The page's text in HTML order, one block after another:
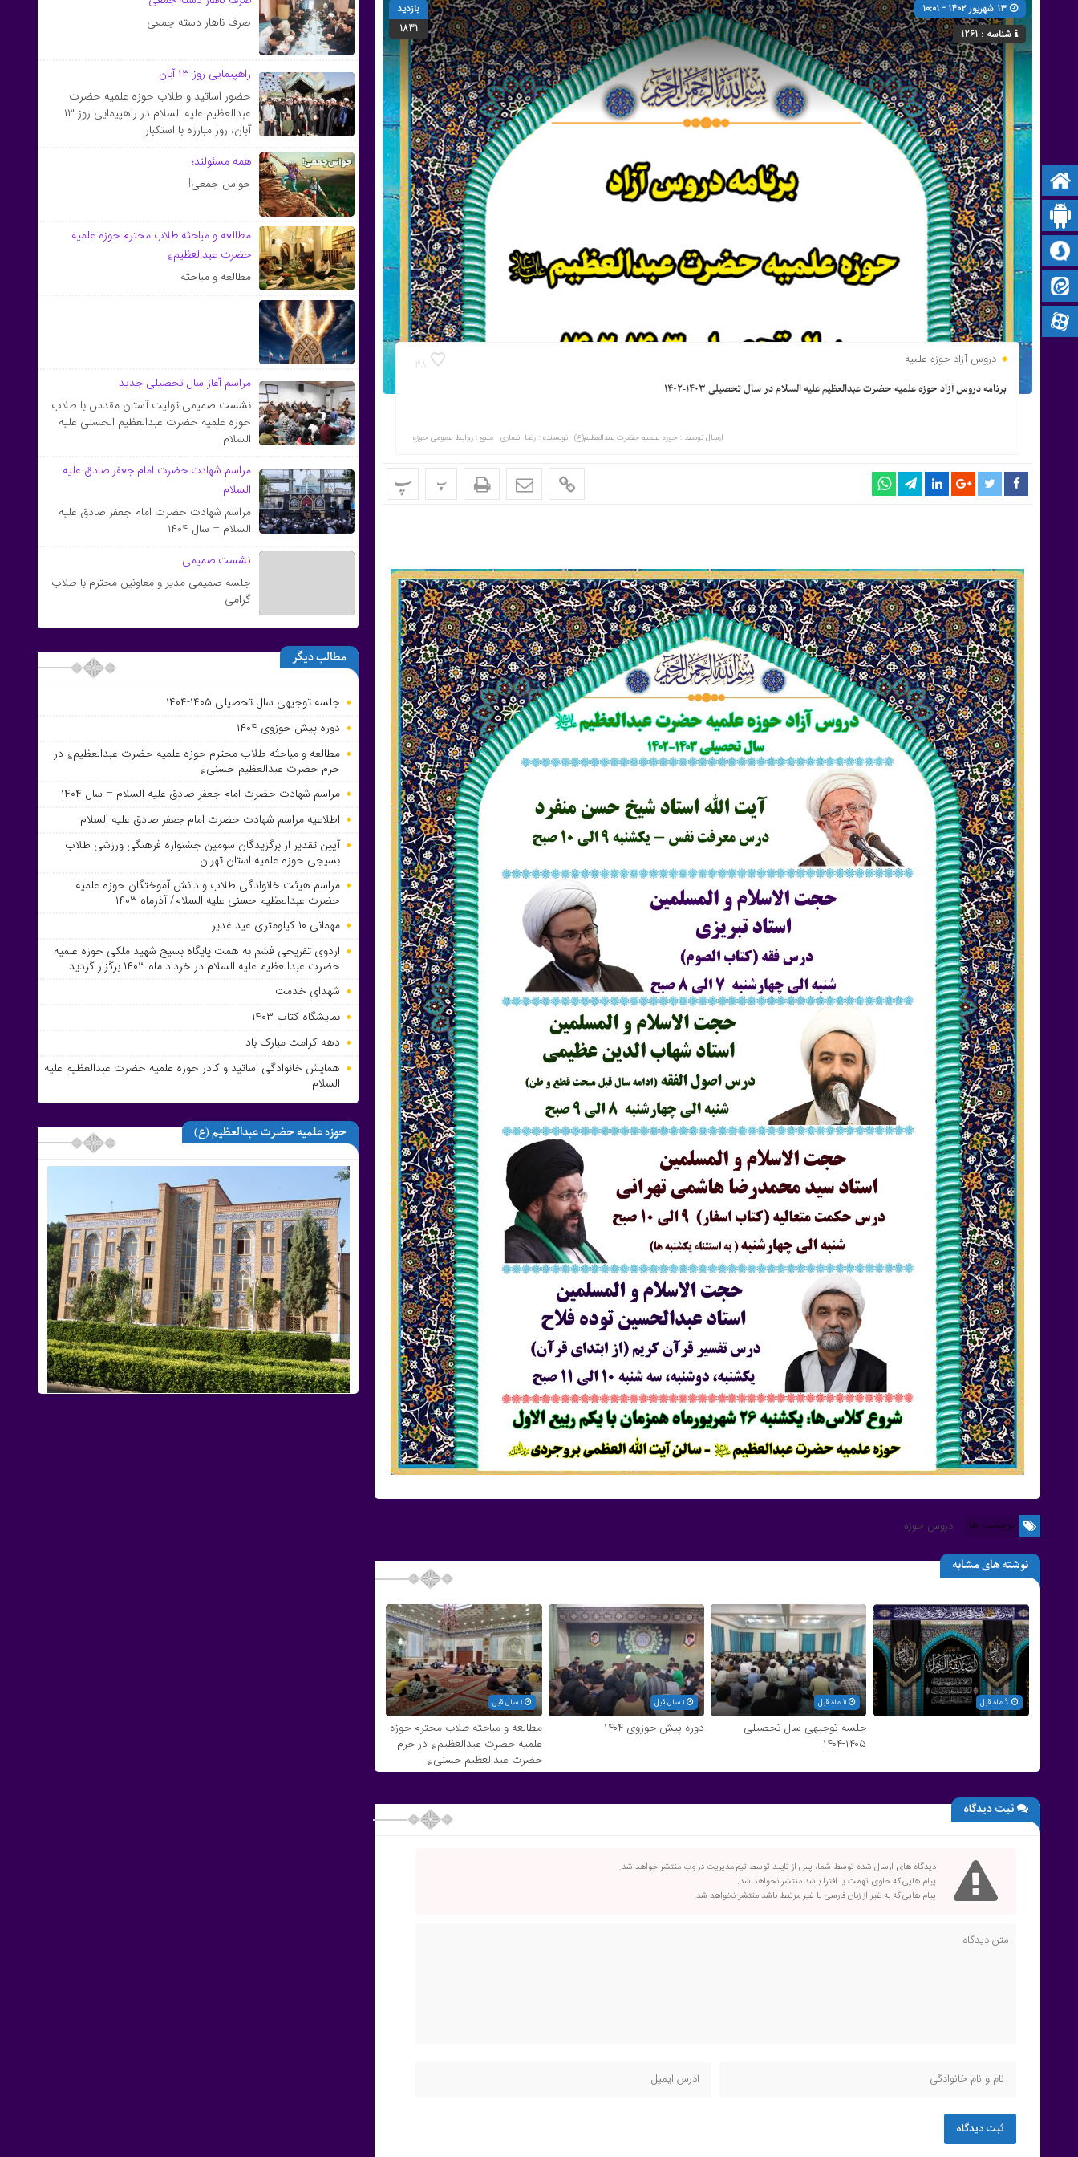
صفحه نخست
پیام‌ رسان بله
سروش
آپارات
شناسه : 1261
بازدید
1831
38 دروس آزاد حوزه علمیه
برنامه دروس آزاد حوزه علمیه حضرت عبدالعظیم علیه السلام در سال تحصیلی ۱۴۰۳-۱۴۰۲
ارسال توسط : حوزه علمیه حضرت عبدالعظیم(ع) نویسنده : رضا انصاری منبع : روابط عمومی حوزه
پ پ
برچسب ها دروس حوزه
نوشته های مشابه
11 ماه قبل
جلسه توجیهی سال تحصیلی
۱۴۰۵-۱۴۰۴
1 سال قبل
دوره پیش حوزوی ۱۴۰۴
1 سال قبل
مطالعه و مباحثه طلاب محترم حوزه
علمیه حضرت عبدالعظیم؏ در حرم
حضرت عبدالعظیم حسنی؏
ثبت دیدگاه
دیدگاه های ارسال شده توسط شما، پس از تایید توسط تیم مدیریت در وب منتشر خواهد شد.
پیام هایی که حاوی تهمت یا افترا باشد منتشر نخواهد شد.
پیام هایی که به غیر از زبان فارسی یا غیر مرتبط باشد منتشر نخواهد شد.
ثبت دیدگاه
صرف ناهار دسته جمعی
راهپیمایی روز ۱۳ آبان
حضور اساتید و طلاب حوزه علمیه حضرت
عبدالعظیم علیه السلام در راهپیمایی روز ۱۳
آبان، روز مبارزه با استکبار
همه مسئولند؛
حواس جمعی!
مطالعه و مباحثه طلاب محترم حوزه علمیه
حضرت عبدالعظیم؏
مطالعه و مباحثه
مراسم آغاز سال تحصیلی جدید
نشست صمیمی تولیت آستان مقدس با طلاب
حوزه علمیه حضرت عبدالعظیم الحسنی علیه
السلام
مراسم شهادت حضرت امام جعفر صادق علیه
السلام
مراسم شهادت حضرت امام جعفر صادق علیه
السلام – سال ۱۴۰۴
نشست صمیمی
جلسه صمیمی مدیر و معاونین محترم با طلاب
گرامی
مطالب دیگر
جلسه توجیهی سال تحصیلی ۱۴۰۵-۱۴۰۴
دوره پیش حوزوی ۱۴۰۴
مطالعه و مباحثه طلاب محترم حوزه علمیه حضرت عبدالعظیم؏ در
حرم حضرت عبدالعظیم حسنی؏
مراسم شهادت حضرت امام جعفر صادق علیه السلام – سال ۱۴۰۴
اطلاعیه مراسم شهادت حضرت امام جعفر صادق علیه السلام
آیین تقدیر از برگزیدگان سومین جشنواره فرهنگی ورزشی طلاب
بسیجی حوزه علمیه استان تهران
مراسم هیئت خانوادگی طلاب و دانش آموختگان حوزه علمیه
حضرت عبدالعظیم حسنی علیه السلام/ آذرماه ۱۴۰۳
مهمانی ۱۰ کیلومتری عید غدیر
اردوی تفریحی فشم به همت پایگاه بسیج شهید ملکی حوزه علمیه
حضرت عبدالعظیم علیه السلام در خرداد ماه ۱۴۰۳ برگزار گردید.
شهدای خدمت
نمایشگاه کتاب ۱۴۰۳
دهه کرامت مبارک باد
همایش خانوادگی اساتید و کادر حوزه علمیه حضرت عبدالعظیم علیه
السلام
حوزه علمیه حضرت عبدالعظیم (ع)